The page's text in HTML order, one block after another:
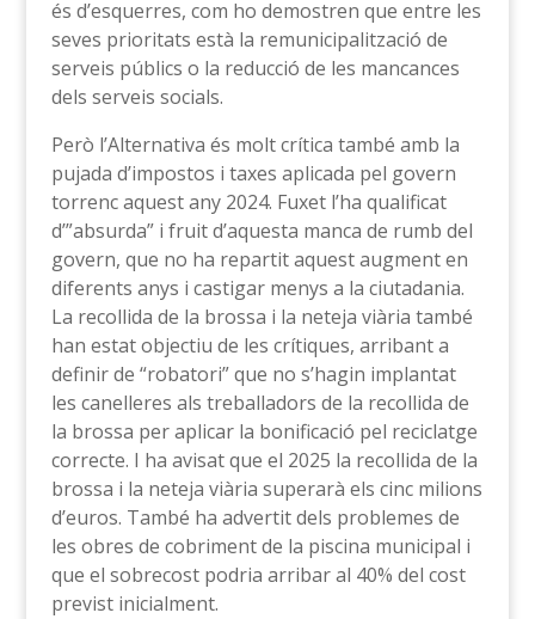
és d’esquerres, com ho demostren que entre les
seves prioritats està la remunicipalització de
serveis públics o la reducció de les mancances
dels serveis socials.
Però l’Alternativa és molt crítica també amb la
pujada d’impostos i taxes aplicada pel govern
torrenc aquest any 2024. Fuxet l’ha qualificat
d’”absurda” i fruit d’aquesta manca de rumb del
govern, que no ha repartit aquest augment en
diferents anys i castigar menys a la ciutadania.
La recollida de la brossa i la neteja viària també
han estat objectiu de les crítiques, arribant a
definir de “robatori” que no s’hagin implantat
les canelleres als treballadors de la recollida de
la brossa per aplicar la bonificació pel reciclatge
correcte. I ha avisat que el 2025 la recollida de la
brossa i la neteja viària superarà els cinc milions
d’euros. També ha advertit dels problemes de
les obres de cobriment de la piscina municipal i
que el sobrecost podria arribar al 40% del cost
previst inicialment.